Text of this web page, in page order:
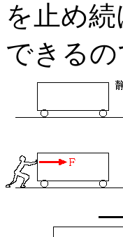
を止め
できるの